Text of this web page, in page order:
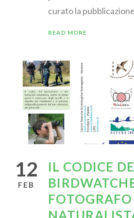
curato la
READ MORE
12
FEB
IL CODICE
FOTOGRAFO